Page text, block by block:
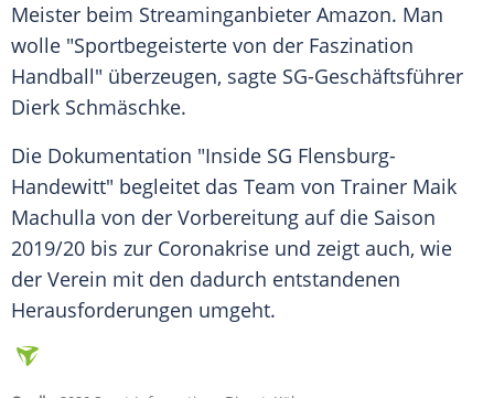
Meister beim Streaminganbieter Amazon. Man
wolle "Sportbegeisterte von der Faszination
Handball" überzeugen, sagte SG-Geschäftsführer
Dierk Schmäschke.
Die Dokumentation "Inside SG Flensburg-
Handewitt" begleitet das Team von Trainer Maik
Machulla von der Vorbereitung auf die Saison
2019/20 bis zur Coronakrise und zeigt auch, wie
der Verein mit den dadurch entstandenen
Herausforderungen umgeht.